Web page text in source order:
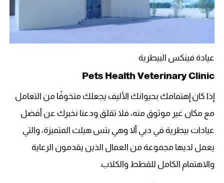
عيادة فينكس البيطرية
Pets Health Veterinary Clinic
إذا كان إهتمامك بحيوانك الأليف يجعلك متخوفًا من التعامل
مع مكان غير موثوق منه، فلا تقلق ودعنا نخبرك عن أفضل
عيادات بيطرية في دبي ألا وهي بتس هيلث المتميزة، والتي
يعمل لديها مجموعة من العمال الذين يقدمون الرعاية
والاهتمام الكامل للقطط والكلاب.